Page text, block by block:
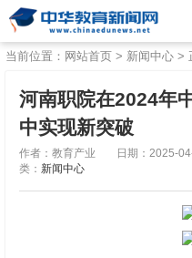
当前位置： 网站首页 > 新闻中心 >
河南职院在2024年
中实现新突破
作者：教育产业 日期：2025-
类： 新闻中心